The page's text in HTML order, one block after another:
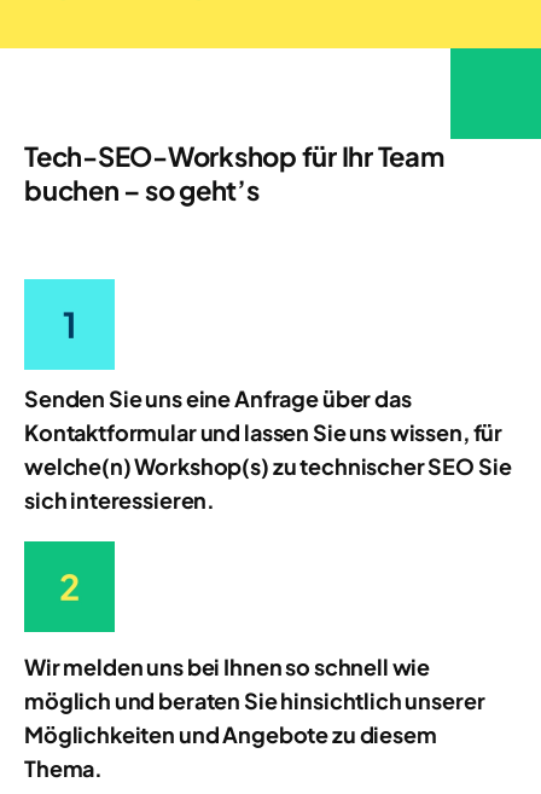
Tech-SEO-Workshop für Ihr Team
buchen – so geht’s
Senden Sie uns eine Anfrage über das
Kontaktformular und lassen Sie uns wissen, für
welche(n) Workshop(s) zu technischer SEO Sie
sich interessieren.
Wir melden uns bei Ihnen so schnell wie
möglich und beraten Sie hinsichtlich unserer
Möglichkeiten und Angebote zu diesem
Thema.